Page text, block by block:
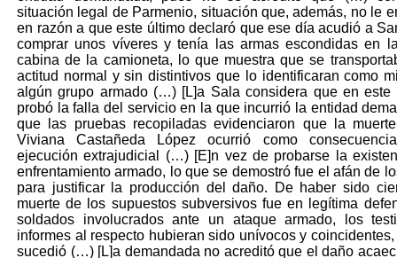
situación legal de Parmenio, situación que, además, no le
en razón a que este último declaró que ese día acudió a
comprar unos víveres y tenía las armas escondidas en
cabina de la camioneta, lo que muestra que se
actitud normal y sin distintivos que lo identificaran como
algún grupo armado (…) [L]a Sala considera que en este
probó la falla del servicio en la que incurrió la entidad
que las pruebas recopiladas evidenciaron que la
Viviana Castañeda López ocurrió como
ejecución extrajudicial (…) [E]n vez de probarse la
enfrentamiento armado, lo que se demostró fue el afán de
para justificar la producción del daño. De haber sido
muerte de los supuestos subversivos fue en legítima
soldados involucrados ante un ataque armado, los
informes al respecto hubieran sido unívocos y
sucedió (…) [L]a demandada no acreditó que el daño